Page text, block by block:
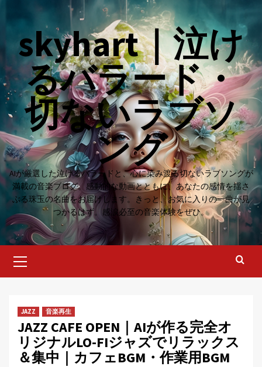
contentskyhart｜泣け
るバラード・
切ないラブソ
ング
AIが厳選した泣けるバラードと、心に染み渡る切ないラブソングが
満載の音楽ブログ。感動的な動画とともに、あなたの感情を揺さ
ぶる珠玉の名曲をお届けします。きっと、お気に入りの一曲が見
つかるはず。感涙必至の音楽体験をぜひ。
Menu
JAZZ 音楽再生
JAZZ CAFE OPEN｜AIが作る完全オ
リジナルLO-FIジャズでリラックス
＆集中｜カフェBGM・作業用BGM